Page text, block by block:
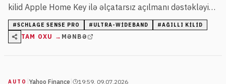
kilid Apple Home Key ilə əlçatarsız açılmanı dəstəkləyir
və fiziki açarı tamamilə aradan qaldırır.
#SCHLAGE SENSE PRO # ULTRA-WIDEBAND #AĞILLI KILID
TAM OXU → MƏNBƏ
AUTO Yahoo Finance 19:59, 09.07.2026